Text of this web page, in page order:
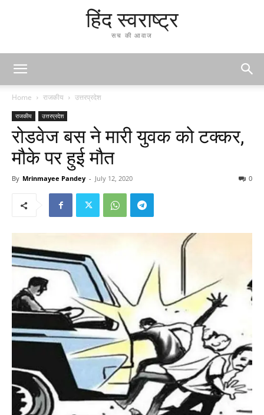
हिंद स्वराष्ट्र
सच की आवाज
Home राजकीय उत्तरप्रदेश
राजकीय उत्तरप्रदेश
रोडवेज बस ने मारी युवक को टक्कर,
मौके पर हुई मौत
By Mrinmayee Pandey - July 12, 2020 0